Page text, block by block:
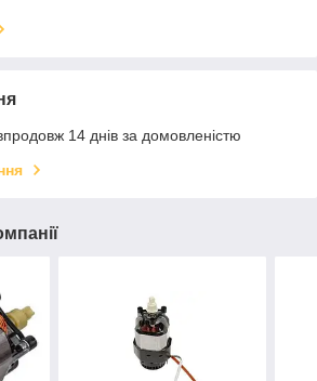
14 днів за домовленістю